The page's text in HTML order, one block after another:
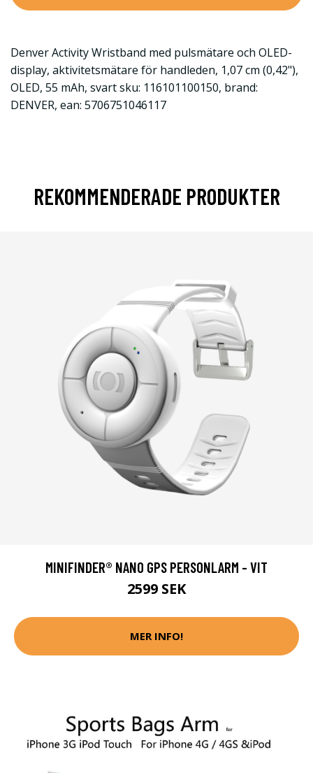
Denver Activity Wristband med pulsmätare och OLED-
display, aktivitetsmätare för handleden, 1,07 cm (0,42"),
OLED, 55 mAh, svart sku: 116101100150, brand:
DENVER, ean: 5706751046117
REKOMMENDERADE PRODUKTER
MINIFINDER® NANO GPS PERSONLARM - VIT
2599 SEK
MER INFO!